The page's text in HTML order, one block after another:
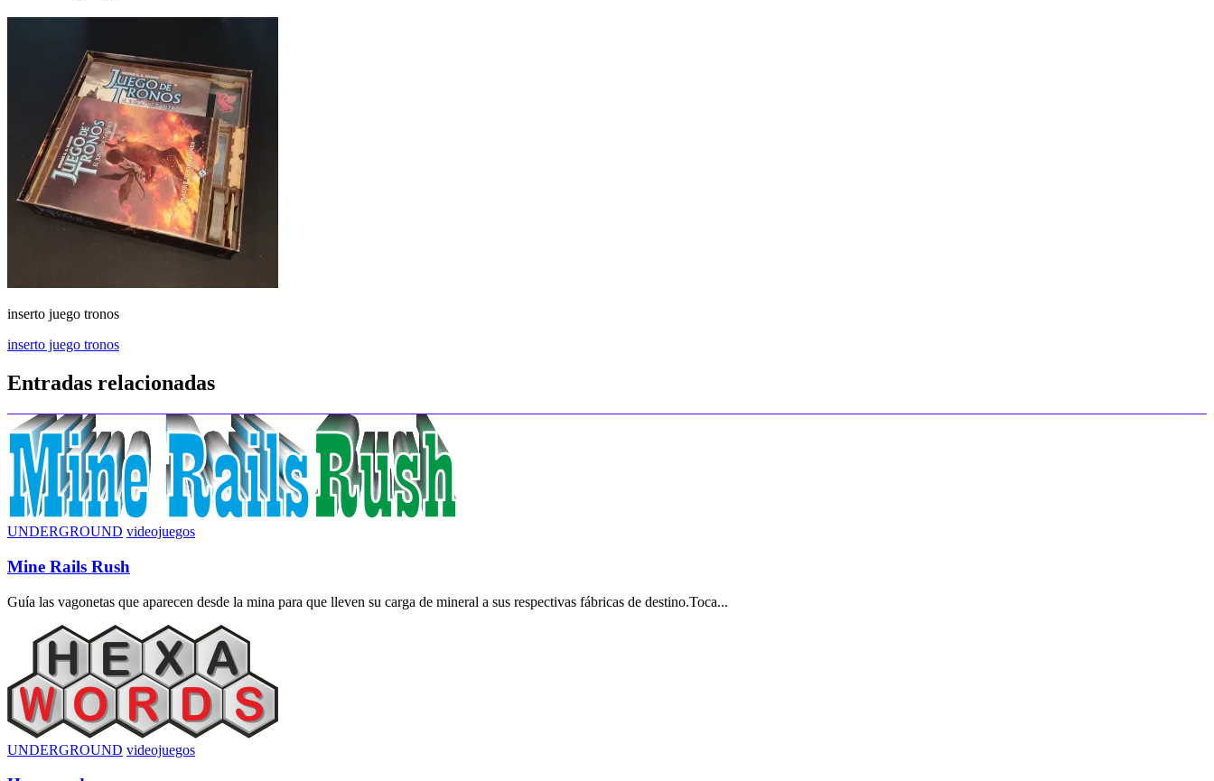
inserto juego tronos
Navegación
de
entradas
inserto juego tronos
Entradas relacionadas
UNDERGROUND videojuegos
Mine Rails Rush
Guía las vagonetas que aparecen desde la mina para que lleven su carga de mineral a sus respectivas fábricas de destino.Toca...
UNDERGROUND videojuegos